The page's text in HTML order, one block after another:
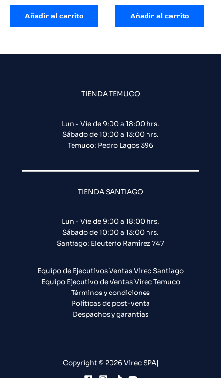
Añadir al carrito Añadir al carrito
TIENDA TEMUCO
Lun - Vie de 9:00 a 18:00 hrs.
Sábado de 10:00 a 13:00 hrs.
Temuco: Pedro Lagos 396
TIENDA SANTIAGO
Lun - Vie de 9:00 a 18:00 hrs.
Sábado de 10:00 a 13:00 hrs.
Santiago: Eleuterio Ramírez 747​
Equipo de Ejecutivos Ventas Virec Santiago
Equipo Ejecutivo de Ventas Virec Temuco
Términos y condiciones
Políticas de post-venta
Despachos y garantías
Copyright © 2026 Virec SPA|